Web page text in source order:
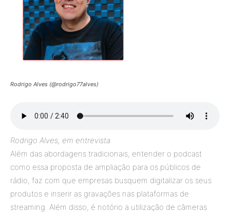
Rodrigo Alves (@rodrigo77alves)
Rodrigo Alves, em entrevista
Além das abordagens tradicionais, entender o podcast
como essa proposta de ampliação para os públicos de
rádio, faz com que empresas busquem digitalizar os seus
produtos e inserir as gravações nas plataformas de
streaming. Além disso, é notório a utilização de câmeras